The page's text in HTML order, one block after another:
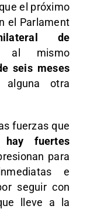
el próximo
el Parlament
de
mismo
seis meses
otra
fuerzas que
hay fuertes
para
e
seguir con
lleve a la